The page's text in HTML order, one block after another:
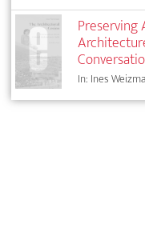
In: Ines